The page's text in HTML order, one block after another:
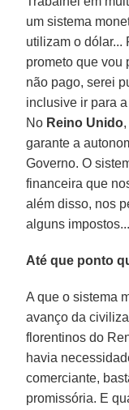
um sistema
utilizam o dólar...
prometo que vou
não pago, serei
inclusive ir para
No Reino Unido
garante a
Governo. O
financeira que
além disso, nos
alguns impostos...
Até que ponto
A que o sistema
avanço da
florentinos do
havia
comerciante,
promissória. E